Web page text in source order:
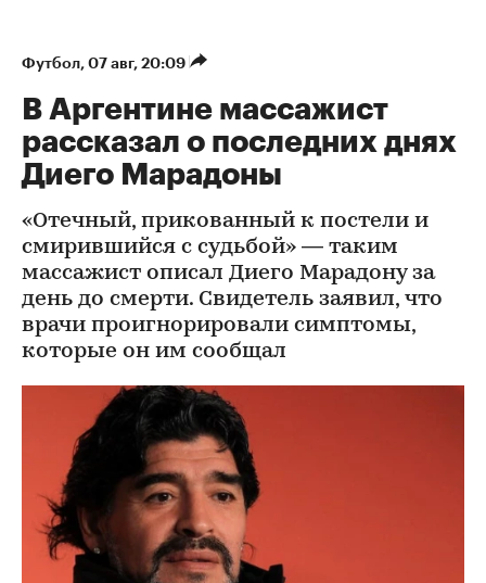
Футбол 07 авг, 20:09
В Аргентине массажист
рассказал о последних днях
Диего Марадоны
«Отечный, прикованный к постели и
смирившийся с судьбой» — таким
массажист описал Диего Марадону за
день до смерти. Свидетель заявил, что
врачи проигнорировали симптомы,
которые он им сообщал